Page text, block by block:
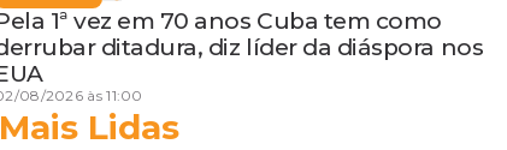
1ª vez em 70 anos Cuba tem como
ditadura, diz líder da diáspora nos
08/2026 às 11:00
Mais Lidas